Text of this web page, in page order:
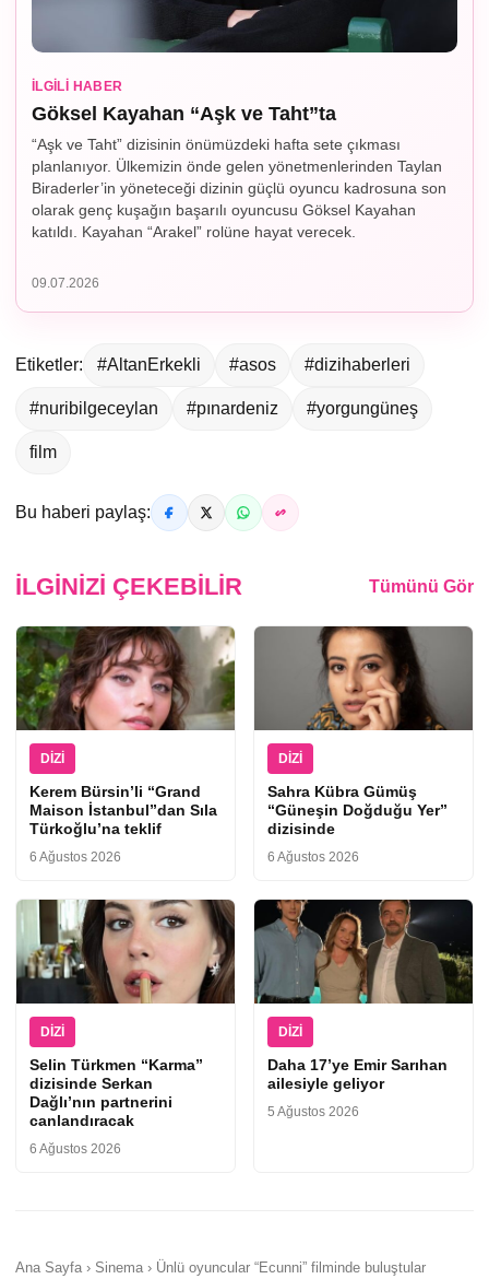
İLGILI HABER
Göksel Kayahan “Aşk ve Taht”ta
“Aşk ve Taht” dizisinin önümüzdeki hafta sete çıkması
planlanıyor. Ülkemizin önde gelen yönetmenlerinden Taylan
Biraderler’in yöneteceği dizinin güçlü oyuncu kadrosuna son
olarak genç kuşağın başarılı oyuncusu Göksel Kayahan
katıldı. Kayahan “Arakel” rolüne hayat verecek.
09.07.2026
Etiketler: #AltanErkekli #asos #dizihaberleri
#nuribilgeceylan #pınardeniz #yorgungüneş
film
Bu haberi paylaş:
İLGINIZI ÇEKEBILIR Tümünü Gör
DIZI
Kerem Bürsin’li “Grand
Maison İstanbul”dan Sıla
Türkoğlu’na teklif
6 Ağustos 2026
DIZI
Sahra Kübra Gümüş
“Güneşin Doğduğu Yer”
dizisinde
6 Ağustos 2026
DIZI
Selin Türkmen “Karma”
dizisinde Serkan
Dağlı’nın partnerini
canlandıracak
6 Ağustos 2026
DIZI
Daha 17’ye Emir Sarıhan
ailesiyle geliyor
5 Ağustos 2026
Ana Sayfa › Sinema › Ünlü oyuncular “Ecunni” filminde buluştular